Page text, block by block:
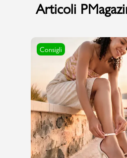
Articoli
Consigli